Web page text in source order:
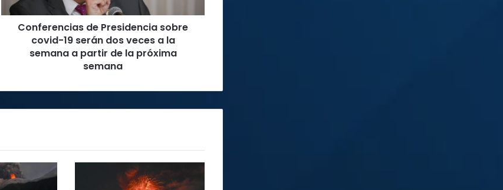
veces
próxima
Conferencias de Presidencia sobre
covid-19 serán dos veces a la
semana a partir de la próxima
semana